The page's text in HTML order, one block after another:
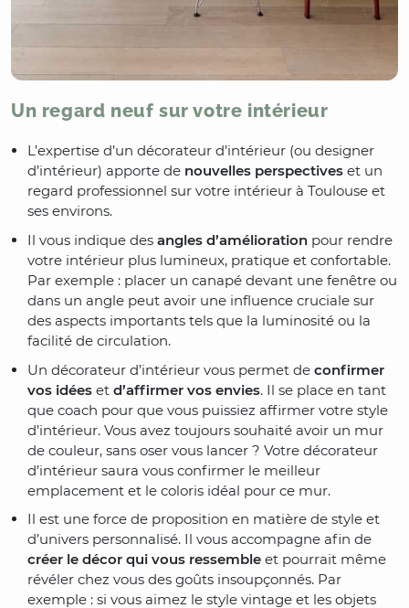
Un regard neuf sur votre intérieur
L’expertise d’un décorateur d’intérieur (ou designer
d’intérieur) apporte de nouvelles perspectives et un
regard professionnel sur votre intérieur à Toulouse et
ses environs.
Il vous indique des angles d’amélioration pour rendre
votre intérieur plus lumineux, pratique et confortable.
Par exemple : placer un canapé devant une fenêtre ou
dans un angle peut avoir une influence cruciale sur
des aspects importants tels que la luminosité ou la
facilité de circulation.
Un décorateur d’intérieur vous permet de confirmer
vos idées et d’affirmer vos envies. Il se place en tant
que coach pour que vous puissiez affirmer votre style
d’intérieur. Vous avez toujours souhaité avoir un mur
de couleur, sans oser vous lancer ? Votre décorateur
d’intérieur saura vous confirmer le meilleur
emplacement et le coloris idéal pour ce mur.
Il est une force de proposition en matière de style et
d’univers personnalisé. Il vous accompagne afin de
créer le décor qui vous ressemble et pourrait même
révéler chez vous des goûts insoupçonnés. Par
exemple : si vous aimez le style vintage et les objets